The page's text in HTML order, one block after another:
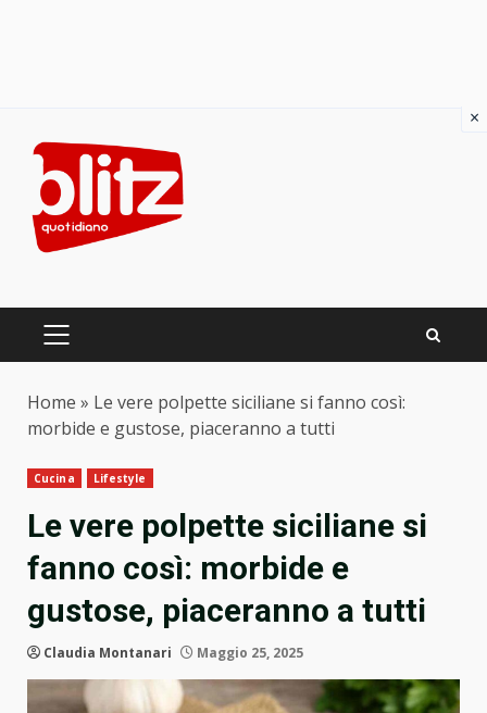
content
PRIMARY
Home » Le vere polpette siciliane si fanno così:
morbide e gustose, piaceranno a tutti
Cucina Lifestyle
Le vere polpette siciliane si
fanno così: morbide e
gustose, piaceranno a tutti
Claudia Montanari Maggio 25, 2025
×